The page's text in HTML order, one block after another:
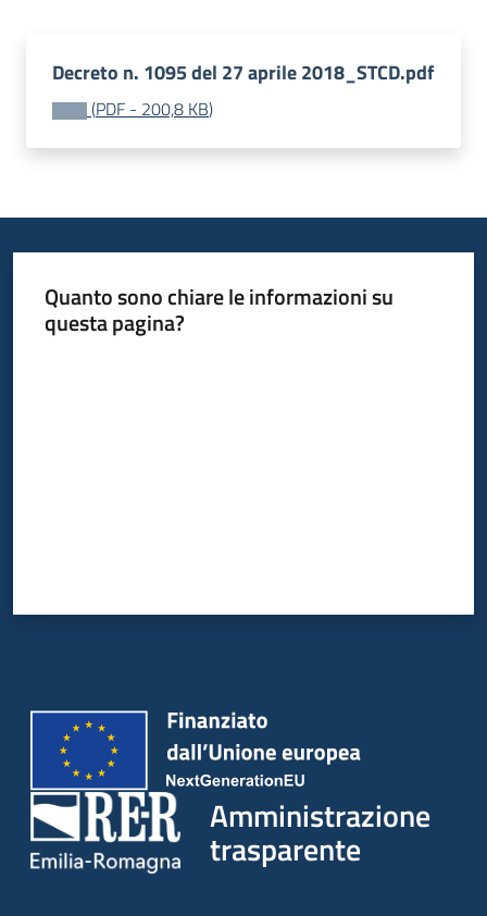
Decreto n. 1095 del 27 aprile 2018_STCD.pdf
(PDF - 200,8 KB)
Quanto sono chiare le informazioni su
questa pagina?
Amministrazione
trasparente